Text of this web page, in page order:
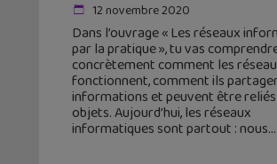
12 novembre 2020
Dans l’ouvrage « Les réseaux
par la pratique », tu vas
concrètement comment les
fonctionnent, comment ils
informations et peuvent être reliés
objets. Aujourd’hui, les réseaux
informatiques sont partout : nous